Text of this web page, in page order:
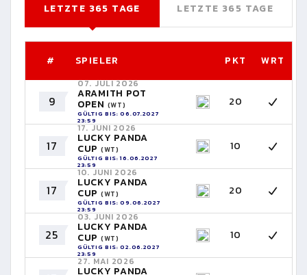
LETZTE 365 TAGE
LETZTE 365 TAGE
# SPIELER PKT WRT
9
07. JULI 2026
ARAMITH POT
OPEN (WT)
GÜLTIG BIS: 06.07.2027
23:59
20
17
17. JUNI 2026
LUCKY PANDA
CUP (WT)
GÜLTIG BIS: 16.06.2027
23:59
10
17
10. JUNI 2026
LUCKY PANDA
CUP (WT)
GÜLTIG BIS: 09.06.2027
23:59
20
25
03. JUNI 2026
LUCKY PANDA
CUP (WT)
GÜLTIG BIS: 02.06.2027
23:59
10
27. MAI 2026
LUCKY PANDA